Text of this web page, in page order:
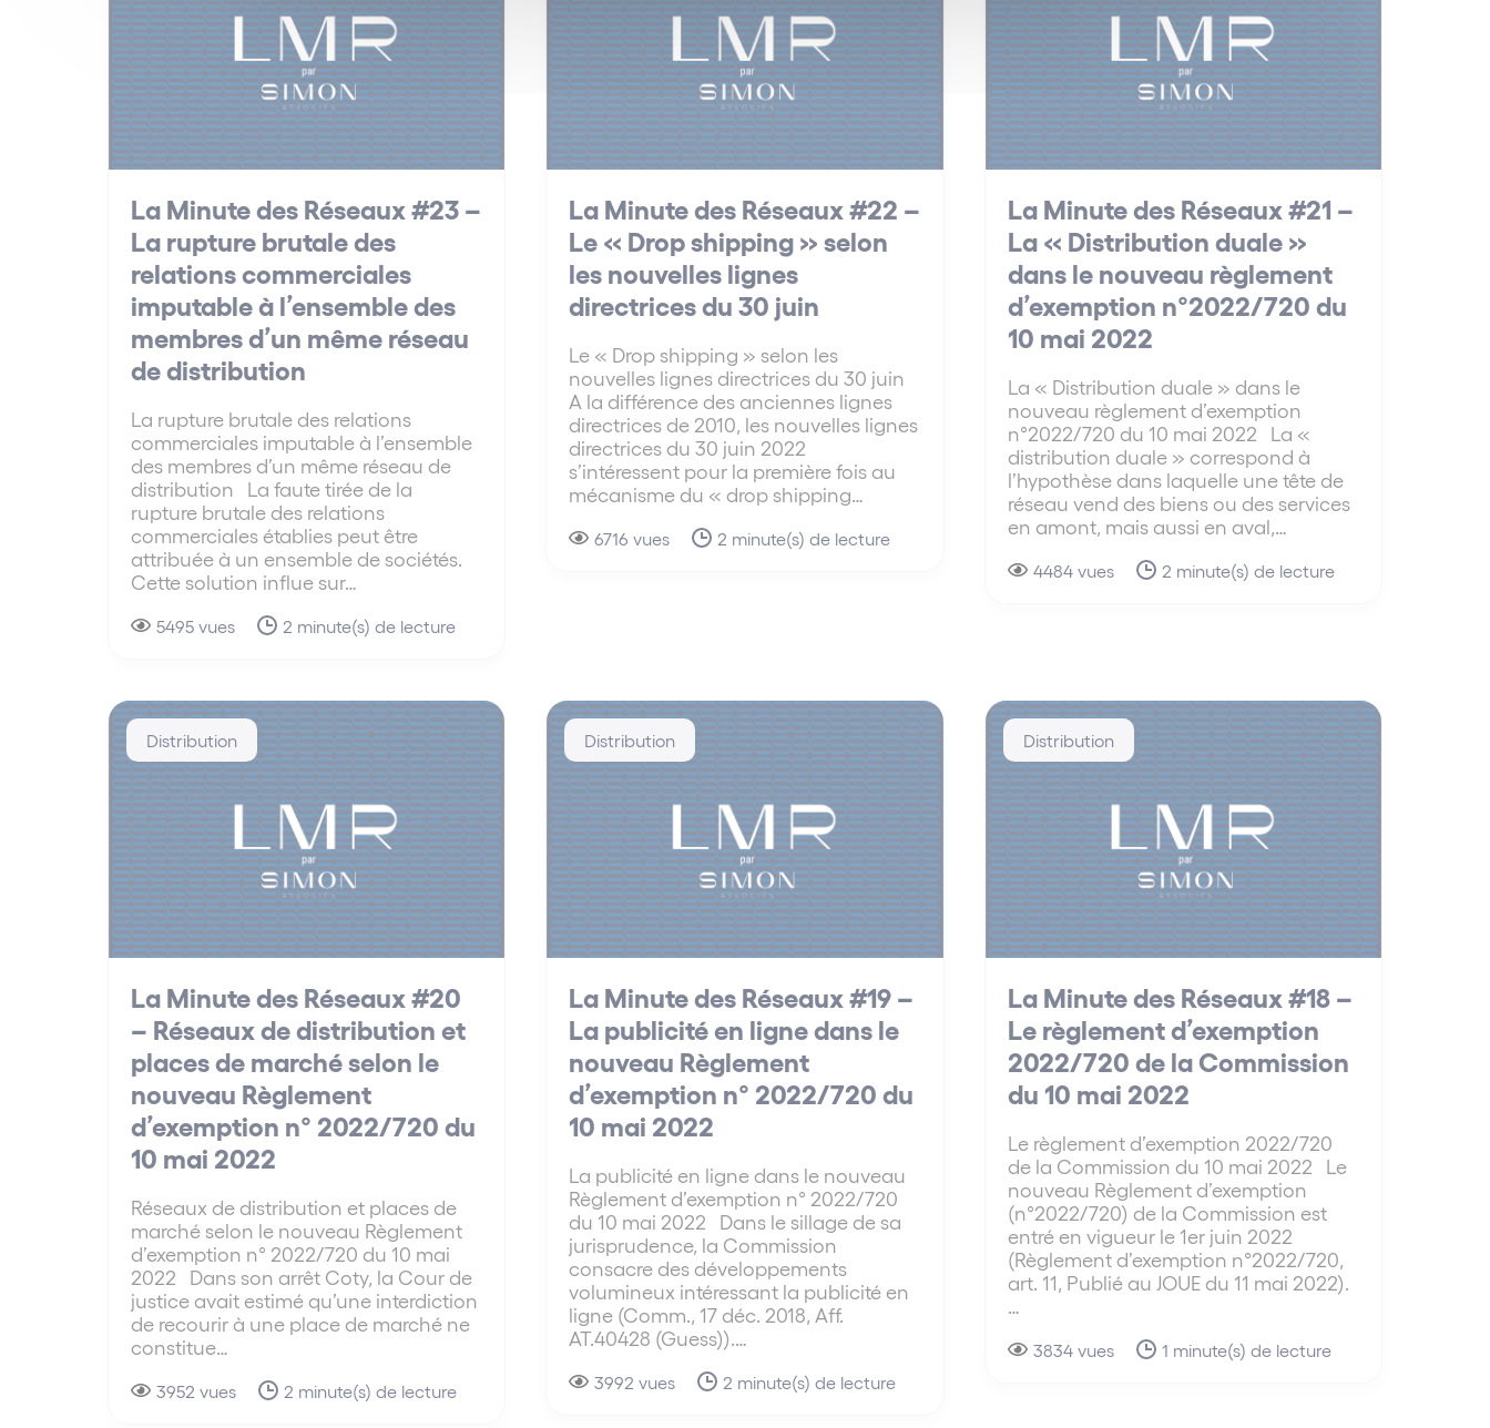
La Minute des Réseaux #23 –
La rupture brutale des
relations commerciales
imputable à l’ensemble des
membres d’un même réseau
de distribution
La rupture brutale des relations
commerciales imputable à l’ensemble
des membres d’un même réseau de
distribution La faute tirée de la
rupture brutale des relations
commerciales établies peut être
attribuée à un ensemble de sociétés.
Cette solution influe sur…
5495 vues 2 minute(s) de lecture
La Minute des Réseaux #22 –
Le « Drop shipping » selon
les nouvelles lignes
directrices du 30 juin
Le « Drop shipping » selon les
nouvelles lignes directrices du 30 juin
A la différence des anciennes lignes
directrices de 2010, les nouvelles lignes
directrices du 30 juin 2022
s’intéressent pour la première fois au
mécanisme du « drop shipping…
6716 vues 2 minute(s) de lecture
La Minute des Réseaux #21 –
La « Distribution duale »
dans le nouveau règlement
d’exemption n°2022/720 du
10 mai 2022
La « Distribution duale » dans le
nouveau règlement d’exemption
n°2022/720 du 10 mai 2022 La «
distribution duale » correspond à
l’hypothèse dans laquelle une tête de
réseau vend des biens ou des services
en amont, mais aussi en aval,…
4484 vues 2 minute(s) de lecture
Distribution
La Minute des Réseaux #20
– Réseaux de distribution et
places de marché selon le
nouveau Règlement
d’exemption n° 2022/720 du
10 mai 2022
Réseaux de distribution et places de
marché selon le nouveau Règlement
d’exemption n° 2022/720 du 10 mai
2022 Dans son arrêt Coty, la Cour de
justice avait estimé qu’une interdiction
de recourir à une place de marché ne
constitue…
3952 vues 2 minute(s) de lecture
Distribution
La Minute des Réseaux #19 –
La publicité en ligne dans le
nouveau Règlement
d’exemption n° 2022/720 du
10 mai 2022
La publicité en ligne dans le nouveau
Règlement d’exemption n° 2022/720
du 10 mai 2022 Dans le sillage de sa
jurisprudence, la Commission
consacre des développements
volumineux intéressant la publicité en
ligne (Comm., 17 déc. 2018, Aff.
AT.40428 (Guess)).…
3992 vues 2 minute(s) de lecture
Distribution
La Minute des Réseaux #18 –
Le règlement d’exemption
2022/720 de la Commission
du 10 mai 2022
Le règlement d’exemption 2022/720
de la Commission du 10 mai 2022 Le
nouveau Règlement d’exemption
(n°2022/720) de la Commission est
entré en vigueur le 1er juin 2022
(Règlement d’exemption n°2022/720,
art. 11, Publié au JOUE du 11 mai 2022).
…
3834 vues 1 minute(s) de lecture